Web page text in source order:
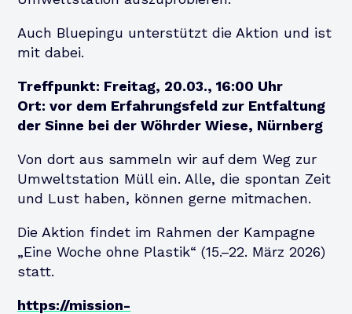
Auch Bluepingu unterstützt die Aktion und ist
mit dabei.
Treffpunkt: Freitag, 20.03., 16:00 Uhr
Ort: vor dem Erfahrungsfeld zur Entfaltung
der Sinne bei der Wöhrder Wiese, Nürnberg
Von dort aus sammeln wir auf dem Weg zur
Umweltstation Müll ein. Alle, die spontan Zeit
und Lust haben, können gerne mitmachen.
Die Aktion findet im Rahmen der Kampagne
„Eine Woche ohne Plastik“ (15.–22. März 2026)
statt.
https://mission-